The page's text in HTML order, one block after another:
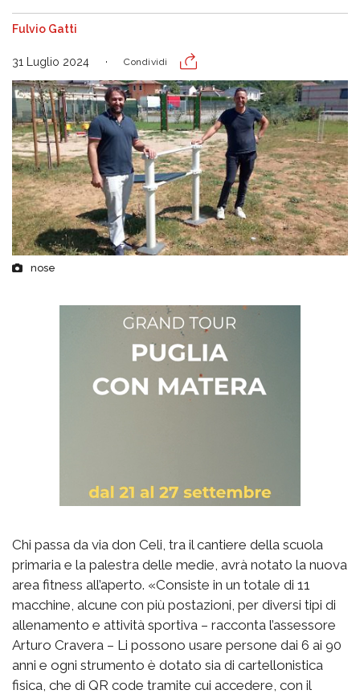
Fulvio Gatti
31 Luglio 2024 Condividi
nose
Chi passa da via don Celi, tra il cantiere della scuola
primaria e la palestra delle medie, avrà notato la nuova
area fitness all’aperto. «Consiste in un totale di 11
macchine, alcune con più postazioni, per diversi tipi di
allenamento e attività sportiva – racconta l’assessore
Arturo Cravera – Li possono usare persone dai 6 ai 90
anni e ogni strumento è dotato sia di cartellonistica
fisica, che di QR code tramite cui accedere, con il